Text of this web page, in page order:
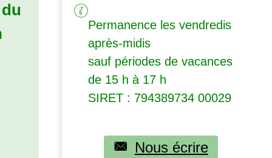
Permanence les vendredis
après-midis
sauf périodes de vacances
de 15 h à 17 h
SIRET : 794389734 00029
Nous écrire